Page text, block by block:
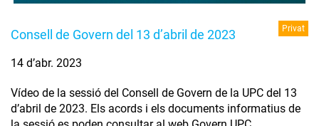
Consell de Govern del 13 d’abril de 2023 Privat
14 d’abr. 2023
Vídeo de la sessió del Consell de Govern de la UPC del 13
d’abril de 2023. Els acords i els documents informatius de